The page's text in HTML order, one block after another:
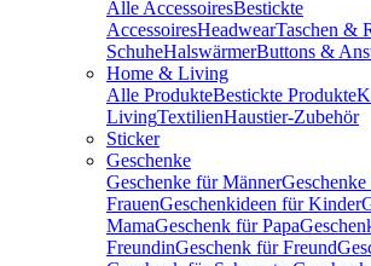
Alle AccessoiresBestickte
AccessoiresHeadwearTaschen &
SchuheHalswärmerButtons &
Home & Living
Alle ProdukteBestickte Produkte
LivingTextilienHaustier-Zubehör
Sticker
Geschenke
Geschenke für Männer
FrauenGeschenkideen für Kinder
MamaGeschenk für Papa
FreundinGeschenk für Freund